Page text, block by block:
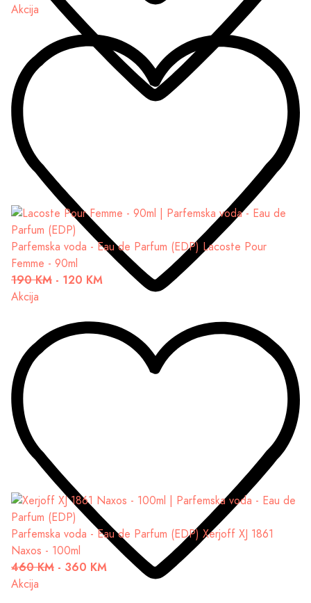
Akcija
Parfemska voda - Eau de Parfum (EDP) Lacoste Pour
Femme - 90ml
190 KM - 120 KM
Akcija
Parfemska voda - Eau de Parfum (EDP) Xerjoff XJ 1861
Naxos - 100ml
460 KM - 360 KM
Akcija